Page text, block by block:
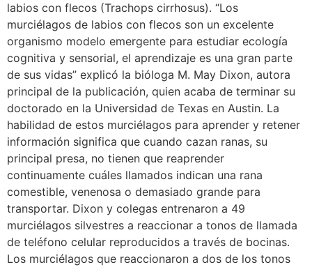
labios con flecos (Trachops cirrhosus). “Los
murciélagos de labios con flecos son un excelente
organismo modelo emergente para estudiar ecología
cognitiva y sensorial, el aprendizaje es una gran parte
de sus vidas” explicó la bióloga M. May Dixon, autora
principal de la publicación, quien acaba de terminar su
doctorado en la Universidad de Texas en Austin. La
habilidad de estos murciélagos para aprender y retener
información significa que cuando cazan ranas, su
principal presa, no tienen que reaprender
continuamente cuáles llamados indican una rana
comestible, venenosa o demasiado grande para
transportar. Dixon y colegas entrenaron a 49
murciélagos silvestres a reaccionar a tonos de llamada
de teléfono celular reproducidos a través de bocinas.
Los murciélagos que reaccionaron a dos de los tonos